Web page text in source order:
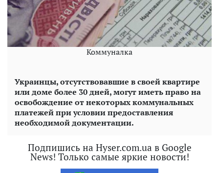
Коммуналка
Украинцы, отсутствовавшие в своей квартире
или доме более 30 дней, могут иметь право на
освобождение от некоторых коммунальных
платежей при условии предоставления
необходимой документации.
Подпишись на Hyser.com.ua в Google
News! Только самые яркие новости!